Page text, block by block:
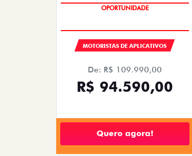
OPORTUNIDADE
MOTORISTAS DE APLICATIVOS
De: R$ 109.990,00
R$ 94.590,00
Quero agora!